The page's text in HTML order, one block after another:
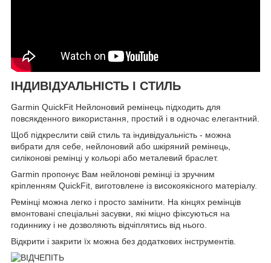
ІНДИВІДУАЛЬНІСТЬ І СТИЛЬ
Garmin QuickFit Нейлоновий ремінець підходить для
повсякденного використання, простий і в одночас елегантний.
Щоб підкреслити свій стиль та індивідуальність - можна
вибрати для себе, нейлоновий або шкіряний ремінець,
силіконові ремінці у кольорі або металевий браслет.
Garmin пропонує Вам нейлонові ремінці із зручним
кріпленням QuickFit, виготовлене із високоякісного матеріалу.
Ремінці можна легко і просто замінити. На кінцях ремінців
вмонтовані спеціальні засувки, які міцно фіксуються на
годиннику і не дозволяють відчіплятись від нього.
Відкрити і закрити їх можна без додаткових інструментів.